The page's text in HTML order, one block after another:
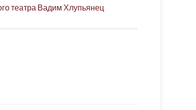
театра Вадим Хлупьянец